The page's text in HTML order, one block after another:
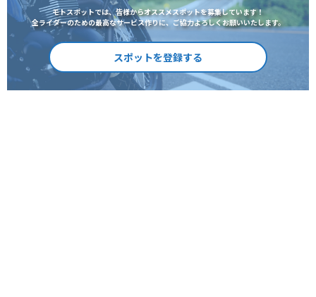
モトスポットでは、皆様からオススメスポットを募集しています！
全ライダーのための最高なサービス作りに、ご協力よろしくお願いいたします。
スポットを登録する